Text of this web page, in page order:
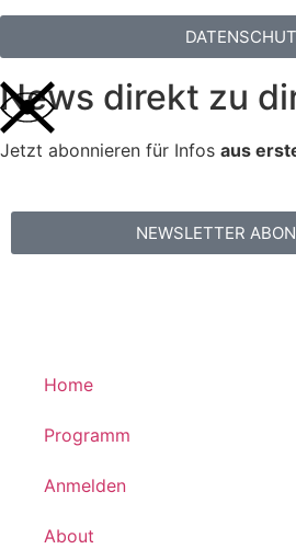
News direkt zu
Jetzt abonnieren für Infos aus
NEWSLETTER
Home
Programm
Anmelden
About